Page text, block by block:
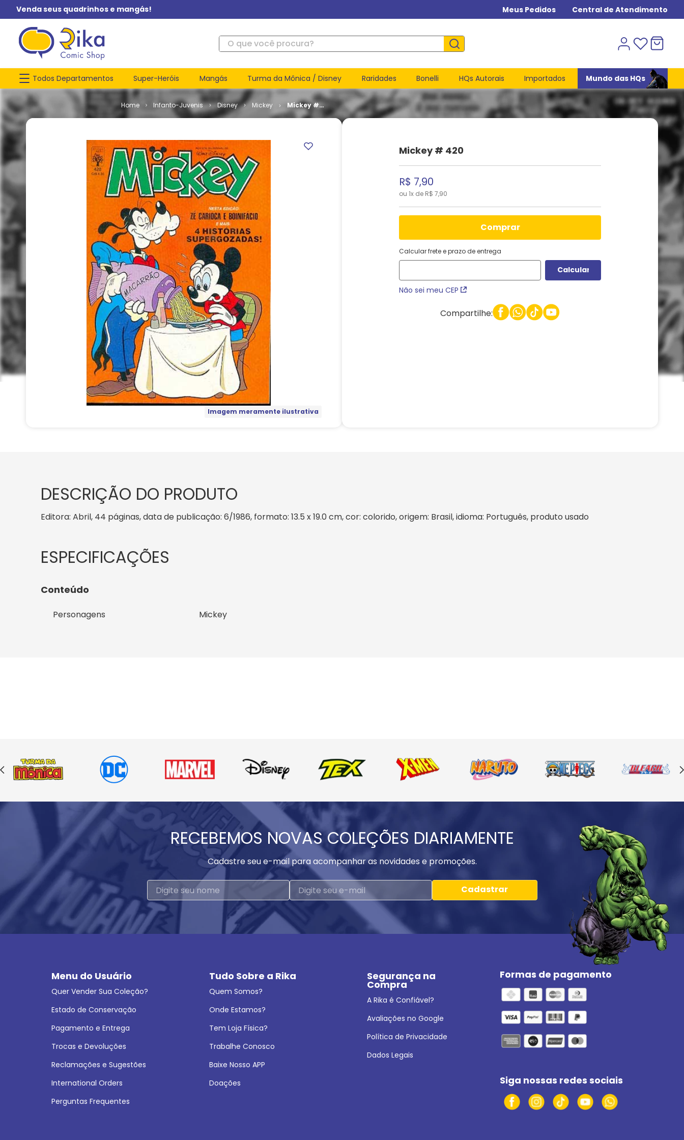
Venda seus quadrinhos e mangás! Meus Pedidos Central de Atendimento
O que você procura?
Todos Departamentos Super-Heróis Mangás Turma da Mônica / Disney Raridades Bonelli HQs Autorais Importados Mundo das HQs
Infanto-Juvenis Disney Mickey
Mickey #
420
Imagem meramente ilustrativa
Mickey # 420
R$ 7,90
ou 1x de R$ 7,90
comprar
Calcular frete e prazo de entrega
Não sei meu CEP
Compartilhe:
DESCRIÇÃO DO PRODUTO
Editora: Abril, 44 páginas, data de publicação: 6/1986, formato: 13.5 x 19.0 cm, cor: colorido, origem: Brasil, idioma: Português, produto usado
Conteúdo
Personagens Mickey
RECEBEMOS NOVAS COLEÇÕES DIARIAMENTE
Cadastre seu e-mail para acompanhar as novidades e promoções.
Cadastrar
Menu do Usuário
Quer Vender Sua Coleção?
Estado de Conservação
Pagamento e Entrega
Trocas e Devoluções
Reclamações e Sugestões
International Orders
Perguntas Frequentes
Tudo Sobre a Rika
Quem Somos?
Onde Estamos?
Tem Loja Física?
Trabalhe Conosco
Baixe Nosso APP
Doações
Segurança na
Compra
A Rika é Confiável?
Avaliações no Google
Política de Privacidade
Dados Legais
Formas de pagamento
Siga nossas redes sociais